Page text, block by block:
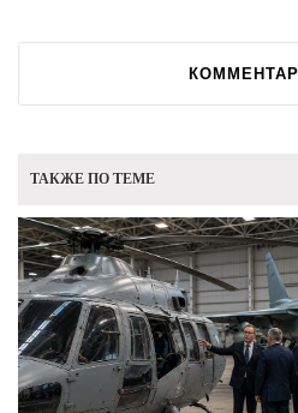
ТАКЖЕ ПО ТЕМЕ